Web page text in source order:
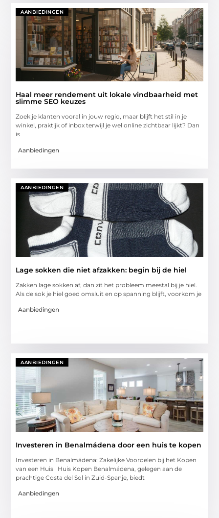
AANBIEDINGEN
Haal meer rendement uit lokale vindbaarheid met
slimme SEO keuzes
Zoek je klanten vooral in jouw regio, maar blijft het stil in je
winkel, praktijk of inbox terwijl je wel online zichtbaar lijkt? Dan
is
Aanbiedingen
AANBIEDINGEN
Lage sokken die niet afzakken: begin bij de hiel
Zakken lage sokken af, dan zit het probleem meestal bij je hiel.
Als de sok je hiel goed omsluit en op spanning blijft, voorkom je
Aanbiedingen
AANBIEDINGEN
Investeren in Benalmádena door een huis te kopen
Investeren in Benalmádena: Zakelijke Voordelen bij het Kopen
van een Huis Huis Kopen Benalmádena, gelegen aan de
prachtige Costa del Sol in Zuid-Spanje, biedt
Aanbiedingen